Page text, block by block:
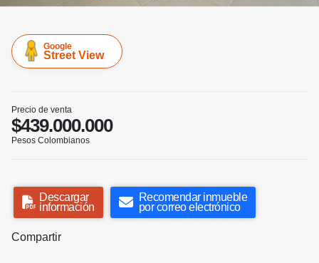
Google
Street View
Precio de venta
$439.000.000
Pesos Colombianos
Descargar
información
Recomendar inmueble
por correo electrónico
Compartir